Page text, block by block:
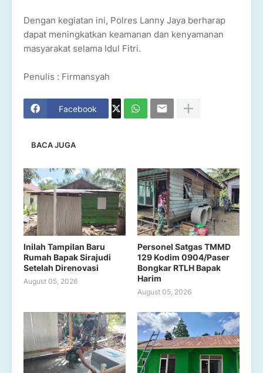
Dengan kegiatan ini, Polres Lanny Jaya berharap
dapat meningkatkan keamanan dan kenyamanan
masyarakat selama Idul Fitri.
Penulis : Firmansyah
Facebook
BACA JUGA
Inilah Tampilan Baru
Rumah Bapak Sirajudi
Setelah Direnovasi
August 05, 2026
Personel Satgas TMMD
129 Kodim 0904/Paser
Bongkar RTLH Bapak
Harim
August 05, 2026